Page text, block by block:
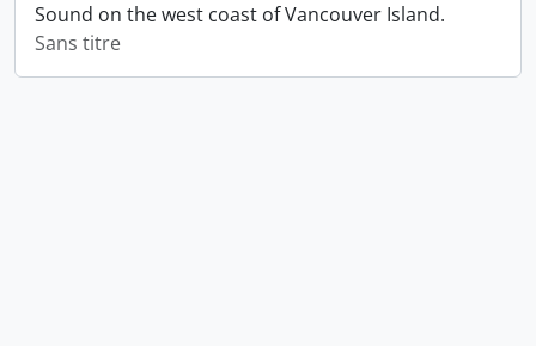
Sound on the west coast of Vancouver Island.
Sans titre